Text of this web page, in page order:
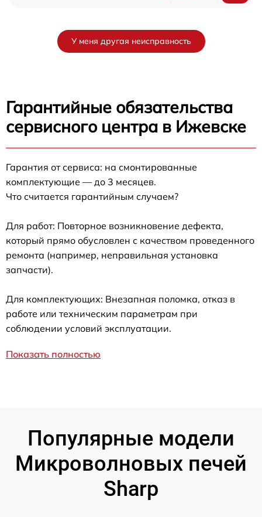
У меня другая неисправность
Гарантийные обязательства
сервисного центра в Ижевске
Гарантия от сервиса: на смонтированные
комплектующие — до 3 месяцев.
Что считается гарантийным случаем?
Для работ: Повторное возникновение дефекта,
который прямо обусловлен с качеством проведенного
ремонта (например, неправильная установка
запчасти).
Для комплектующих: Внезапная поломка, отказ в
работе или техническим параметрам при
соблюдении условий эксплуатации.
Показать полностью
Популярные модели
Микроволновых печей
Sharp